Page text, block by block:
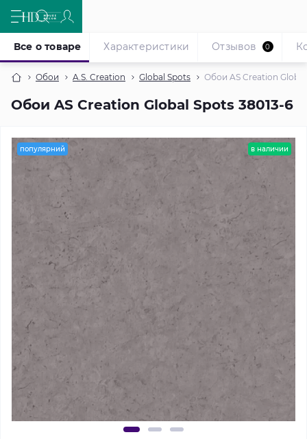
Обои A.S. Creation Global Spots Обои AS Creation Global
Обои AS Creation Global Spots 38013-6
Все о товаре Характеристики Отзывов 0
популярний в наличии